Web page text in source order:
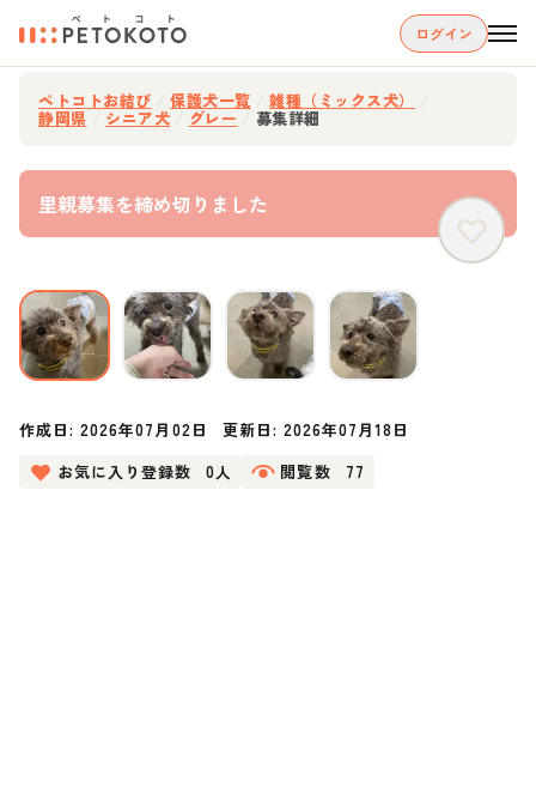
ログイン
ペトコトお結び 保護犬一覧 雑種（ミックス犬）
静岡県 シニア犬 グレー 募集詳細
里親募集を締め切りました
作成日:2026年07月02日 更新日: 2026年07月18日
お気に入り登録数
0人 閲覧数 77